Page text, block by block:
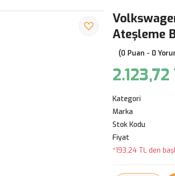
Ateşleme
(0 Puan - 0
2.123,72
Kategori
Marka
Stok Kodu
Fiyat
*193,24 TL den